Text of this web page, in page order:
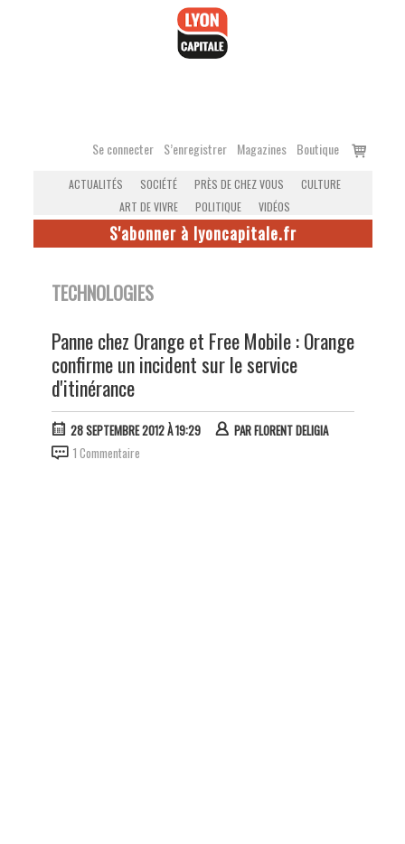
Se connecter S’enregistrer Magazines Boutique
Voir
ACTUALITÉS SOCIÉTÉ PRÈS DE CHEZ VOUS
CULTURE
ART DE VIVRE
POLITIQUE VIDÉOS
S'abonner à lyoncapitale.fr
TECHNOLOGIES
Panne chez Orange et Free Mobile : Orange
confirme un incident sur le service
d'itinérance
28 SEPTEMBRE 2012 À 19:29 PARFLORENT DELIGIA
1 Commentaire